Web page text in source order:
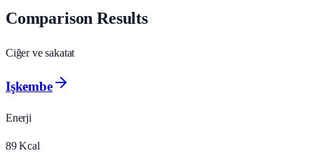
Comparison Results
Ciğer ve sakatat
Işkembe
Enerji
89 Kcal